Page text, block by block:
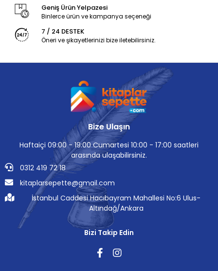
Geniş Ürün Yelpazesi
Binlerce ürün ve kampanya seçeneği
7 / 24 DESTEK
Öneri ve şikayetlerinizi bize iletebilirsiniz.
Bize Ulaşın
Haftaiçi 09:00 - 19:00 Cumartesi 10:00 - 17:00 saatleri
arasında ulaşabilirsiniz.
0312 419 72 18
kitaplarsepette@gmail.com
İstanbul Caddesi Hacıbayram Mahallesi No:6 Ulus-
Altındağ/Ankara
Bizi Takip Edin